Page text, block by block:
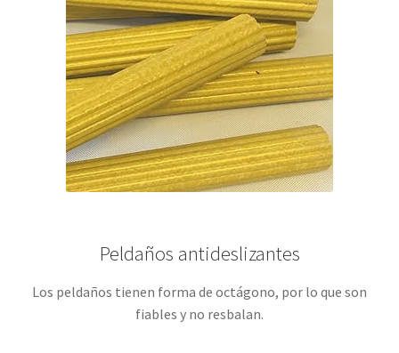
Peldaños antideslizantes
Los peldaños tienen forma de octágono, por lo que son
fiables y no resbalan.